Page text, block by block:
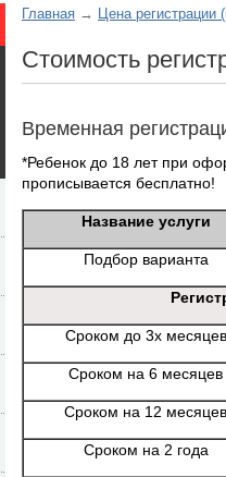
Главная Цена регистрации
Стоимость
Временная
*Ребенок до 18 лет при
прописывается бесплатно!
Название услуги
Подбор варианта
Сроком до 3х месяцев
Сроком на 6 месяцев
Сроком на 12 месяцев
Сроком на 2 года